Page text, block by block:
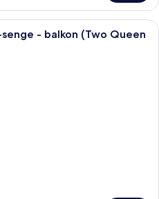
Et hotelværelse med to senge, et
- balkon (Two Queen